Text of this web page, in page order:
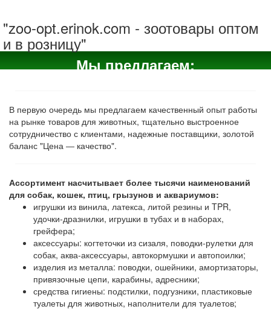
"zoo-opt.erinok.com - зоотовары оптом
и в розницу"
Мы предлагаем:
В первую очередь мы предлагаем качественный опыт работы
на рынке товаров для животных, тщательно выстроенное
сотрудничество с клиентами, надежные поставщики, золотой
баланс "Цена ― качество".
Ассортимент насчитывает более тысячи наименований
для собак, кошек, птиц, грызунов и аквариумов:
игрушки из винила, латекса, литой резины и TPR,
удочки-дразнилки, игрушки в тубах и в наборах,
грейфера;
аксессуары: когтеточки из сизаля, поводки-рулетки для
собак, аква-аксессуары, автокормушки и автопоилки;
изделия из металла: поводки, ошейники, амортизаторы,
привязочные цепи, карабины, адресники;
средства гигиены: подстилки, подгузники, пластиковые
туалеты для животных, наполнители для туалетов;